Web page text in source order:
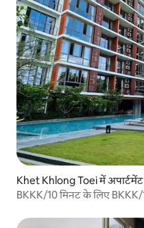
Khet Khlong Toei में अपार्टमेंट
BKKK/10 मिनट के लिए
सुइट/बस पूर्व स्टेशन के लिए